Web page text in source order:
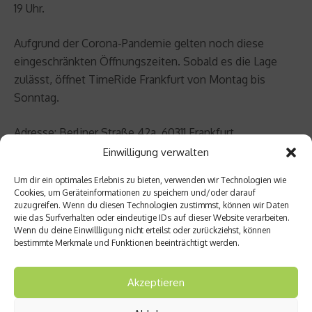
Einwilligung verwalten
Um dir ein optimales Erlebnis zu bieten, verwenden wir Technologien wie
Cookies, um Geräteinformationen zu speichern und/oder darauf
zuzugreifen. Wenn du diesen Technologien zustimmst, können wir Daten
wie das Surfverhalten oder eindeutige IDs auf dieser Website verarbeiten.
Wenn du deine Einwillligung nicht erteilst oder zurückziehst, können
bestimmte Merkmale und Funktionen beeinträchtigt werden.
Akzeptieren
19 Uhr.
Aufgrund der Corona-Pandemie gelten noch diese
eingeschränkten Öffnungszeiten. Sobald es die Lage
zulässt, öffnet TimeRide Frankfurt von Montag bis
Sonntag.
Adresse: Berliner Straße 42a, 60311 Frankfurt.
Preise
Reguläre Tickets: 14,50 EUR Ermäßigte Tickets: 12,50 EUR
Familienkarten: 36,00 EUR Gruppen ab 8 PAX: 13,50 EUR